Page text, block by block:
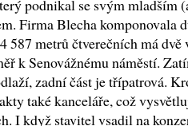
podnikal se svým mladším
Firma Blecha komponovala
587 metrů čtverečních má
k Senovážnému náměstí.
zadní část je třípatrová.
také kanceláře, což
I když stavitel vsadil na